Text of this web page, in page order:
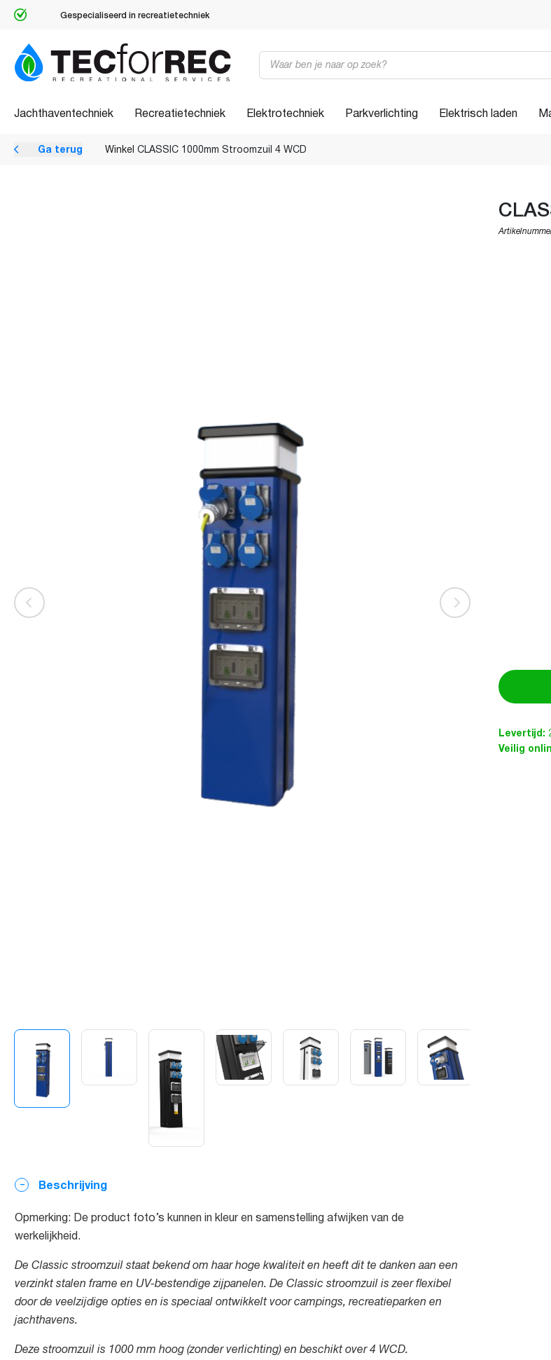
Gespecialiseerd in recreatietechniek
Producten
zoeken
Jachthaventechniek Recreatietechniek Elektrotechniek Parkverlichting Elektrisch laden
Ga terug Winkel CLASSIC 1000mm Stroomzuil 4 WCD
Beschrijving
Opmerking: De product foto’s kunnen in kleur en samenstelling afwijken van de
werkelijkheid.
De Classic stroomzuil staat bekend om haar hoge kwaliteit en heeft dit te danken aan een
verzinkt stalen frame en UV-bestendige zijpanelen. De Classic stroomzuil is zeer flexibel
door de veelzijdige opties en is speciaal ontwikkelt voor campings, recreatieparken en
jachthavens.
Deze stroomzuil is 1000 mm hoog (zonder verlichting) en beschikt over 4 WCD.
Levertijd:
Veilig